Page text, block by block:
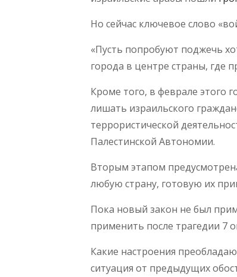
Но сейчас ключевое слово
«Пусть попробуют поджечь
города в центре страны, где
Кроме того, в феврале этого
лишать израильского
террористической
Палестинской Автономии.
Вторым этапом
любую страну, готовую их
Пока новый закон не был
применить после трагедии 7
Какие настроения
ситуация от предыдущих